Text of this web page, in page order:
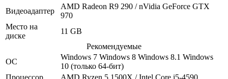
Видеоадаптер
AMD Radeon R9 290 / nVidia GeForce GTX
970
Место на
диске
11 GB
Рекомендуемые
ОС
Windows 7 Windows 8 Windows 8.1 Windows
10 (только 64-бит)
Процессор
AMD Ryzen 5 1500X / Intel Core i5-4590